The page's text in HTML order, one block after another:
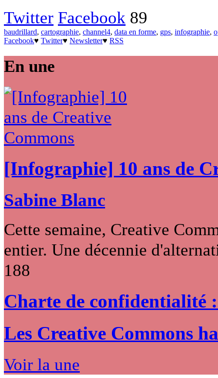
Twitter Facebook 89
baudrillard, cartographie, channel4, data en forme, gps, infographie,
Facebook♥ Twitter♥ Newsletter♥ RSS
En une
[Infographie] 10 ans de
Sabine Blanc
Cette semaine, Creative
entier. Une décennie
188
Charte de confidentialité
Les Creative Commons
Voir la une